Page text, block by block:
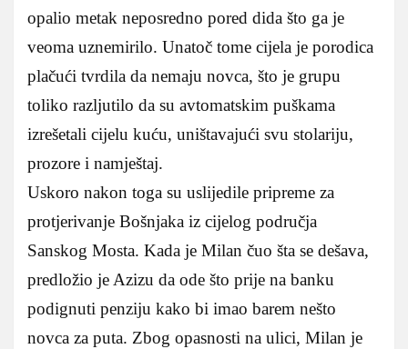
opalio metak neposredno pored dida što ga je
veoma uznemirilo. Unatoč tome cijela je porodica
plačući tvrdila da nemaju novca, što je grupu
toliko razljutilo da su avtomatskim puškama
izrešetali cijelu kuću, uništavajući svu stolariju,
prozore i namještaj.
Uskoro nakon toga su uslijedile pripreme za
protjerivanje Bošnjaka iz cijelog područja
Sanskog Mosta. Kada je Milan čuo šta se dešava,
predložio je Azizu da ode što prije na banku
podignuti penziju kako bi imao barem nešto
novca za puta. Zbog opasnosti na ulici, Milan je